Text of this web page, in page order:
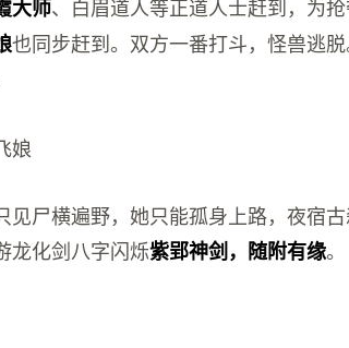
大师、白眉道人等正道人士赶到，为
也同步赶到。双方一番打斗，怪兽逃
娘
见尸横遍野，她只能孤身上路，夜宿古
龙化剑八字闪烁紫郢神剑，随附有缘。